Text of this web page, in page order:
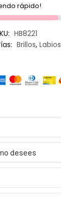
rápido!
HB8221
Brillos, Labios
desees